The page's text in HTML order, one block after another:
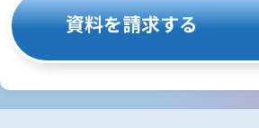
資料を請求する